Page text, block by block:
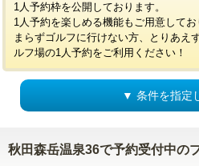
1人予約枠を公開しております。
1人予約を楽しめる機能もご用意して
まらずゴルフに行けない方、とりあえ
ルフ場の1人予約をご利用ください！
▼ 条件を指定
秋田森岳温泉36で予約受付中の